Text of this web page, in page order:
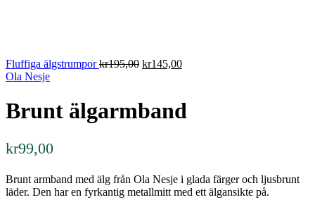
Fluffiga älgstrumporkr195,00 Det
var:
kr195,00.
kr145,00Det
är:
kr145,00.
Ola Nesje
Brunt älgarmband
kr99,00
Brunt armband med älg från Ola Nesje i glada färger och ljusbrunt
läder. Den har en fyrkantig metallmitt med ett älgansikte på.